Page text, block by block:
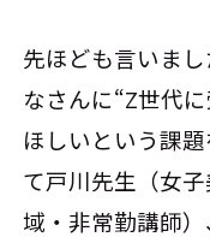
先ほども言いま
なさんに“Z世代
ほしいという課
て戸川先生（女
域・非常勤講師